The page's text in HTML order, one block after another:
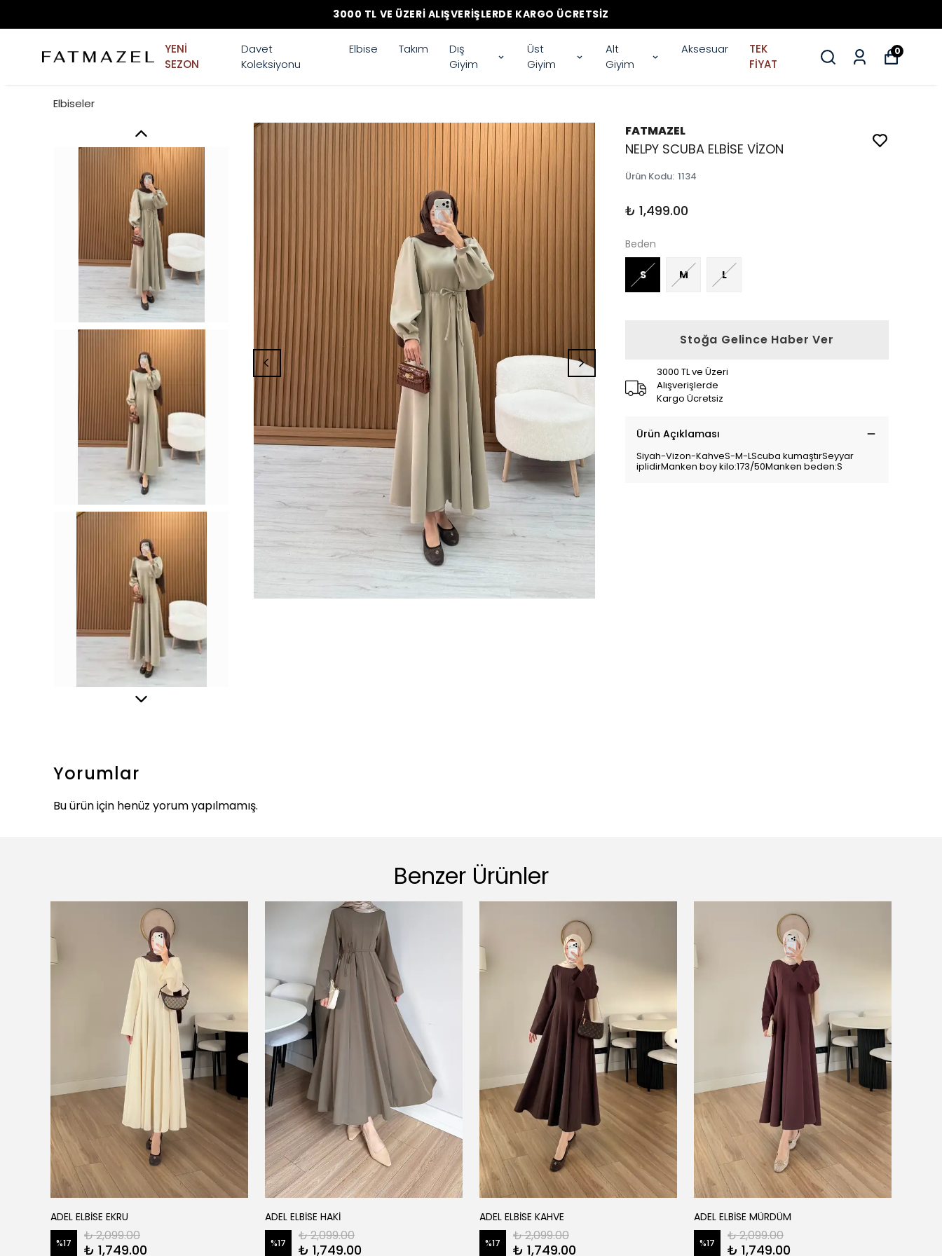
3000 TL VE ÜZERI ALIŞVERIŞLERDE KARGO ÜCRETSIZ
YENİ
SEZON
Davet
Koleksiyonu
Elbise Takım
Dış
Giyim
Üst
Giyim
Alt
Giyim
Aksesuar
TEK
FİYAT
0
Elbiseler
FATMAZEL
NELPY SCUBA ELBİSE VİZON
Ürün Kodu: 1134
₺ 1,499.00
Beden
S M L
Stoğa Gelince Haber Ver
3000 TL ve Üzeri
Alışverişlerde
Kargo Ücretsiz
Ürün Açıklaması
Siyah-Vizon-KahveS-M-LScuba kumaştırSeyyar
iplidirManken boy kilo:173/50Manken beden:S
Yorumlar
Bu ürün için henüz yorum yapılmamış.
Benzer Ürünler
ADEL ELBİSE EKRU
%17 ₺ 2,099.00
₺ 1,749.00
ADEL ELBİSE HAKİ
%17 ₺ 2,099.00
₺ 1,749.00
ADEL ELBİSE KAHVE
%17 ₺ 2,099.00
₺ 1,749.00
ADEL ELBİSE MÜRDÜM
%17 ₺ 2,099.00
₺ 1,749.00